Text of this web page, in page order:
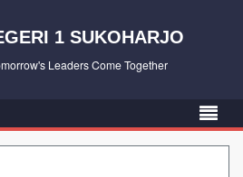
1 SUKOHARJO
Leaders Come Together